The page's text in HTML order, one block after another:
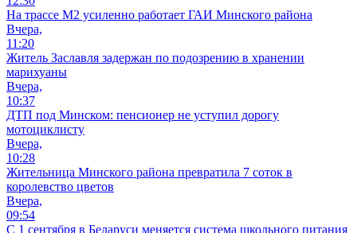
На трассе М2 усиленно работает ГАИ Минского района
Вчера,
11:20
Житель Заславля задержан по подозрению в хранении
марихуаны
Вчера,
10:37
ДТП под Минском: пенсионер не уступил дорогу
мотоциклисту
Вчера,
10:28
Жительница Минского района превратила 7 соток в
королевство цветов
Вчера,
09:54
С 1 сентября в Беларуси меняется система школьного питания